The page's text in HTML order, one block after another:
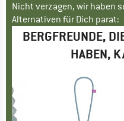
Nicht verzagen, wir haben
Alternativen für Dich parat:
BERGFREUNDE,
HABEN,